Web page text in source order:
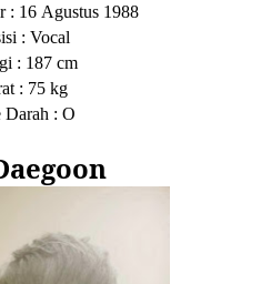
: 16 Agustus1988
: Vocal
: 187 cm
: 75 kg
Darah : O